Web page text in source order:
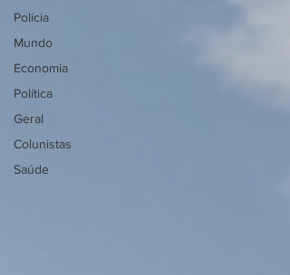
Polícia
Mundo
Economia
Política
Geral
Colunistas
Saúde